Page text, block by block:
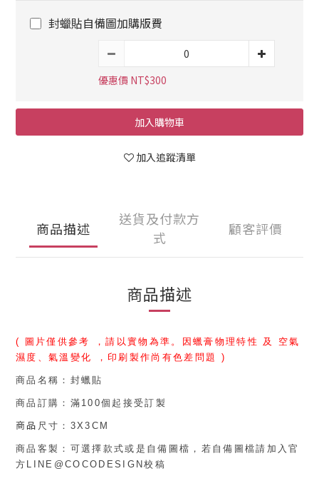
封蠟貼自備圖加購版費
優惠價 NT$300
加入購物車
加入追蹤清單
商品描述
送貨及付款方
式
顧客評價
商品描述
( 圖片僅供參考 ，請以實物為準。因蠟膏物理特性 及 空氣
濕度、氣溫變化 ，印刷製作尚有色差問題 )
商品名稱 ：封蠟貼
商品訂購 ：滿100個起接受訂製
商品 尺寸： 3X3CM
商品客製：可選擇款式或是自備圖檔，若自備圖檔請加入官
方LINE@COCODESIGN校稿